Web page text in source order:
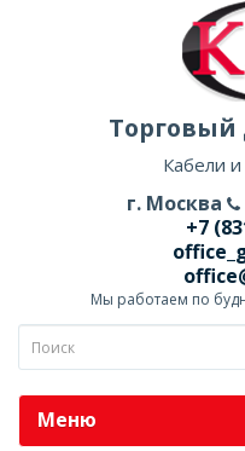
Торговый
Кабели
г. Москва
+7
Мы работаем по
Меню